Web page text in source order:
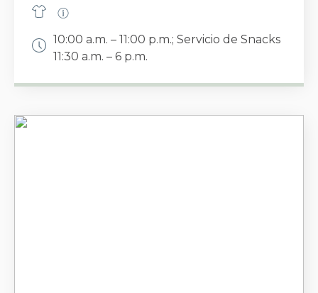
10:00 a.m. – 11:00 p.m.; Servicio de Snacks
11:30 a.m. – 6 p.m.